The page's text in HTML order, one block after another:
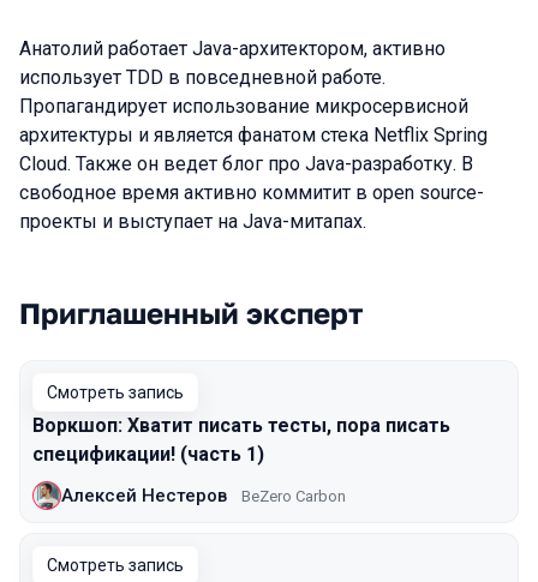
Анатолий работает Java-архитектором, активно
использует TDD в повседневной работе.
Пропагандирует использование микросервисной
архитектуры и является фанатом стека Netflix Spring
Cloud. Также он ведет блог про Java-разработку. В
свободное время активно коммитит в open source-
проекты и выступает на Java-митапах.
Выступления в сезоне 2020
Приглашенный эксперт
Смотреть запись
Воркшоп: Хватит писать тесты, пора писать
спецификации! (часть 1)
Алексей Нестеров BeZero Carbon
Смотреть запись